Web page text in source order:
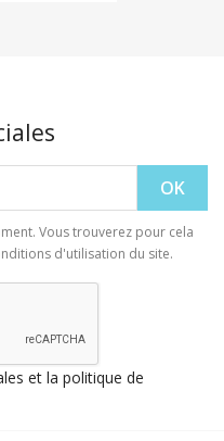
Vous trouverez pour cela
d'utilisation du site.
et la politique de